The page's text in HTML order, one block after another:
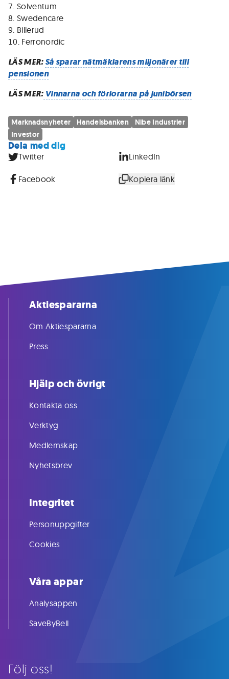
Solventum
Swedencare
Billerud
Ferronordic
LÄS MER:Så sparar nätmäklarens miljonärer till
pensionen
LÄS MER:Vinnarna och förlorarna på junibörsen
Marknadsnyheter Handelsbanken
Nibe Industrier
Investor
Dela med dig
Twitter LinkedIn
Facebook Kopiera länk
Följ oss!
Aktiespararna
Om Aktiespararna
Press
Hjälp och övrigt
Kontakta oss
Verktyg
Medlemskap
Nyhetsbrev
Integritet
Personuppgifter
Cookies
Våra appar
Analysappen
SaveByBell